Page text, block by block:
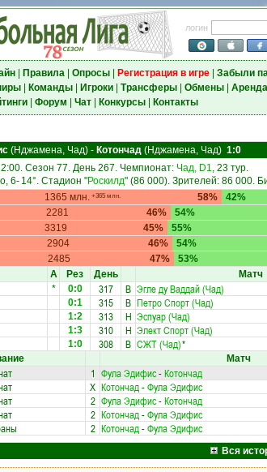
логин
| Правила| Опросы| Регистрация в игре| Забыли
| Команды| Игроки| Трансферы| Обмены| Аренда
| Форум Чат| Конкурсы| Контакты
(Нджамена, Чад) - Котончад (Нджамена, Чад) 1:0
Сезон 77. День 267. Чемпионат: Чад, D1, 23 тур.
6- 14°. Стадион "Роскилд" (86 000). Зрителей: 86 000.
1365 млн. +365 млн. 58%
42%
2281 46%
54%
3319 45%
55%
2904 46%
54%
2485 47%
53%
А Рез
* 0:0
0:1
1:2
1:3
1:0
День Матч
317 В Эгле ду Ваддай (Чад)
315 В Петро Спорт (Чад)
313 Н Эспуар (Чад)
310 Н Элект Спорт (Чад)
308 В СЖТ (Чад)*
Матч
1 Фула Эдифис-Котончад
X Котончад-Фула Эдифис
2 Фула Эдифис-Котончад
2 Котончад-Фула Эдифис
2 Котончад-Фула Эдифис
Вся